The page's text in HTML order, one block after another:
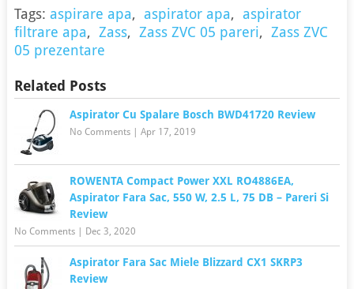
Tags: aspirare apa, aspirator apa, aspirator
filtrare apa, Zass, Zass ZVC 05 pareri, Zass ZVC
05 prezentare
Related Posts
Aspirator Cu Spalare Bosch BWD41720 Review
No Comments| Apr 17, 2019
ROWENTA Compact Power XXL RO4886EA,
Aspirator Fara Sac, 550 W, 2.5 L, 75 DB – Pareri Si
Review
No Comments| Dec 3, 2020
Aspirator Fara Sac Miele Blizzard CX1 SKRP3
Review